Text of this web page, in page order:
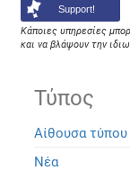
Support!
Κάποιες υπηρεσίες
και να βλάψουν την
Τύπος
Αίθουσα τύπου
Νέα